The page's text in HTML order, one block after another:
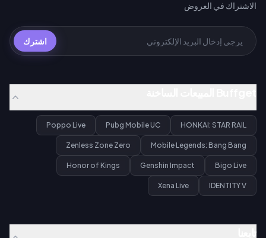
الاشتراك في العروض
اشترك
HONKAI: STAR RAIL
Pubg Mobile UC
Poppo Live
Mobile Legends: Bang Bang
Zenless Zone Zero
Bigo Live
Genshin Impact
Honor of Kings
IDENTITY V
Xena Live